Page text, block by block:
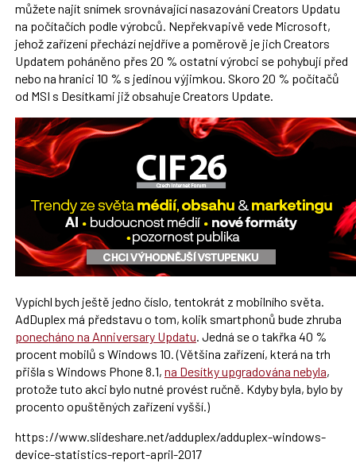
můžete najít snímek srovnávající nasazování Creators Updatu
na počítačích podle výrobců. Nepřekvapivě vede Microsoft,
jehož zařízení přechází nejdříve a poměrově je jich Creators
Updatem poháněno přes 20 % ostatní výrobci se pohybují před
nebo na hranici 10 % s jedinou výjimkou. Skoro 20 % počítačů
od MSI s Desítkami již obsahuje Creators Update.
Vypíchl bych ještě jedno číslo, tentokrát z mobilního světa.
AdDuplex má představu o tom, kolik smartphonů bude zhruba
ponecháno na Anniversary Updatu. Jedná se o takřka 40 %
procent mobilů s Windows 10. (Většina zařízení, která na trh
přišla s Windows Phone 8.1, na Desítky upgradována nebyla,
protože tuto akci bylo nutné provést ručně. Kdyby byla, bylo by
procento opuštěných zařízení vyšší.)
https://www.slideshare.net/ad­duplex/adduplex-windows-
device-statistics-report-april-2017